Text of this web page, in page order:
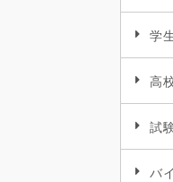
学
高
試
バ